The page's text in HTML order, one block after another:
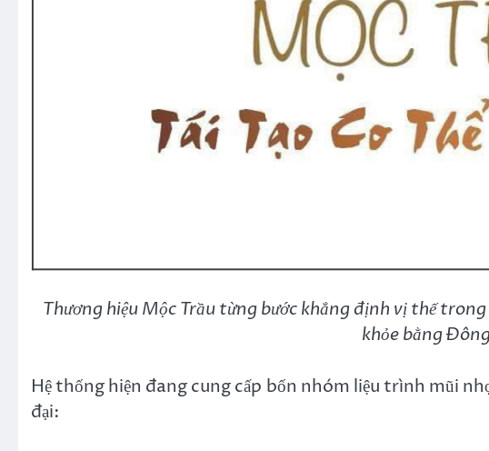
Thương hiệu Mộc Trầu từng bước khẳng định vị thế
khỏe bằng
Hệ thống hiện đang cung cấp bốn nhóm liệu trình mũi
đại: